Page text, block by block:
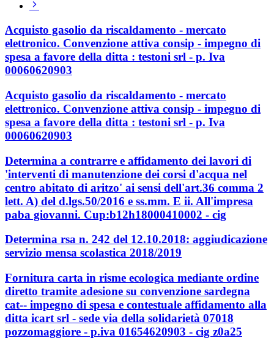
Acquisto gasolio da riscaldamento - mercato
elettronico. Convenzione attiva consip - impegno di
spesa a favore della ditta : testoni srl - p. Iva
00060620903
Acquisto gasolio da riscaldamento - mercato
elettronico. Convenzione attiva consip - impegno di
spesa a favore della ditta : testoni srl - p. Iva
00060620903
Determina a contrarre e affidamento dei lavori di
'interventi di manutenzione dei corsi d'acqua nel
centro abitato di aritzo' ai sensi dell'art.36 comma 2
lett. A) del d.lgs.50/2016 e ss.mm. E ii. All'impresa
paba giovanni. Cup:b12h18000410002 - cig
Determina rsa n. 242 del 12.10.2018: aggiudicazione
servizio mensa scolastica 2018/2019
Fornitura carta in risme ecologica mediante ordine
diretto tramite adesione su convenzione sardegna
cat-- impegno di spesa e contestuale affidamento alla
ditta icart srl - sede via della solidarietà 07018
pozzomaggiore - p.iva 01654620903 - cig z0a25